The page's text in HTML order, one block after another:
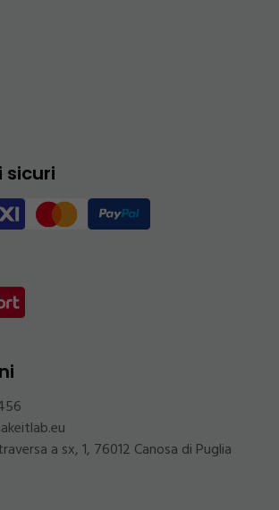
sicuri
a sx, 1, 76012 Canosa di Puglia